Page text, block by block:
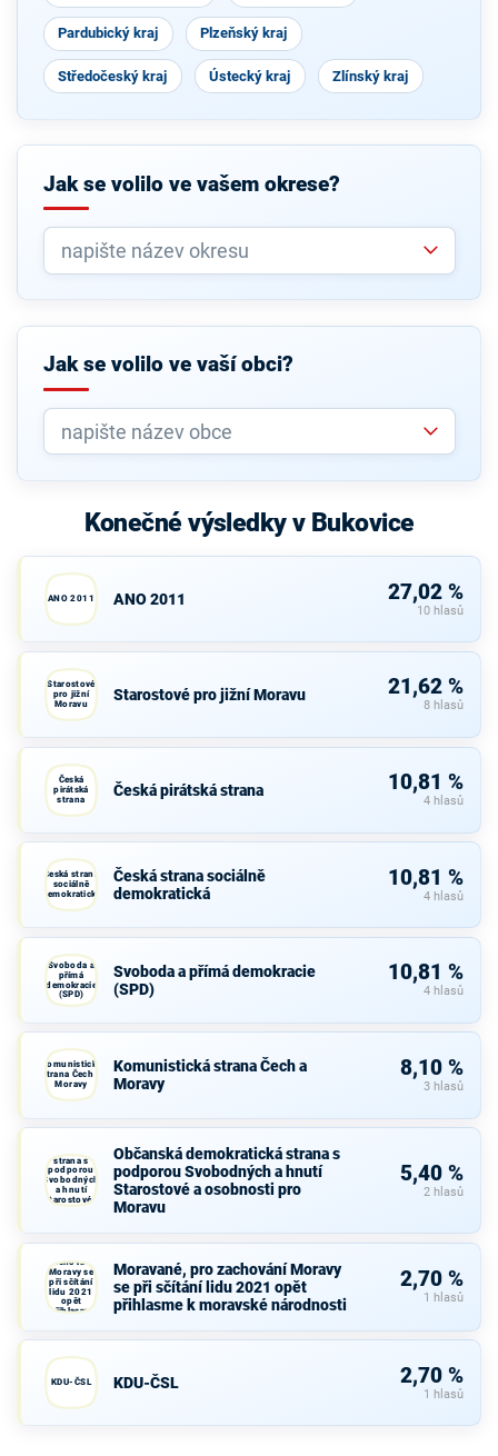
Pardubický kraj Plzeňský kraj
Středočeský kraj Ústecký kraj Zlínský kraj
Jak se volilo ve vašem okrese?
Jak se volilo ve vaší obci?
Konečné výsledky v Bukovice
ANO 2011 ANO 2011 27,02 %
10 hlasů
Starostové
pro jižní
Moravu
Starostové pro jižní Moravu 21,62 %
8 hlasů
Česká
pirátská
strana
Česká pirátská strana 10,81 %
4 hlasů
Česká strana
sociálně
demokratická
Česká strana sociálně
demokratická
10,81 %
4 hlasů
Svoboda a
přímá
demokracie
(SPD)
Svoboda a přímá demokracie
(SPD)
10,81 %
4 hlasů
Komunistická
strana Čech a
Moravy
Komunistická strana Čech a
Moravy
8,10 %
3 hlasů
strana s
podporou
Svobodných
a hnutí
Starostové a
osobnosti
Občanská demokratická strana s
podporou Svobodných a hnutí
Starostové a osobnosti pro
Moravu
5,40 %
2 hlasů
Moravané,
zachování
Moravy se
při sčítání
lidu 2021
opět
přihlasme
Moravané, pro zachování Moravy
se při sčítání lidu 2021 opět
přihlasme k moravské národnosti
2,70 %
1 hlasů
KDU-ČSL KDU-ČSL 2,70 %
1 hlasů